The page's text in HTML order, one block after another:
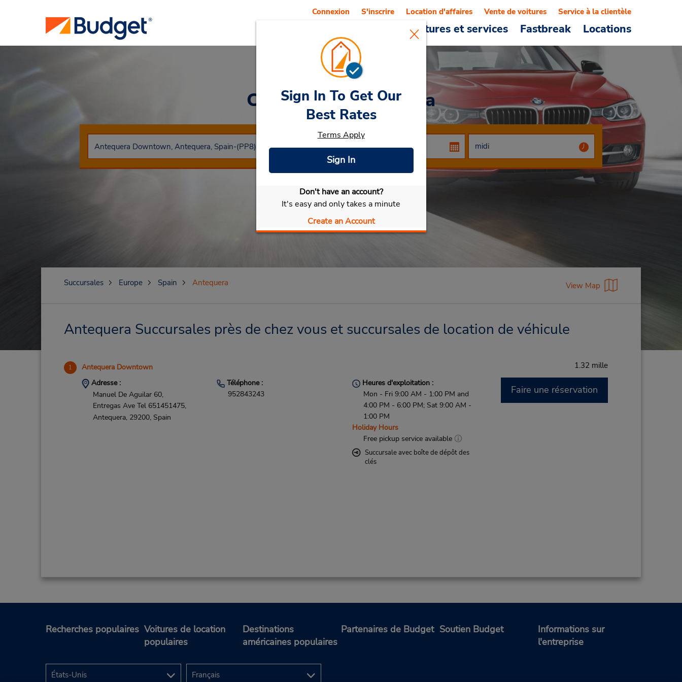
Voitures et services Fastbreak Locations
Connexion S'inscrire Location d'affaires Vente de voitures Service à la clientèle
Car RentalAntequera
Sélectionner ma voiture
Sign In To Get Our
Best Rates
Terms Apply
Sign In
Don't have an account?
It's easy and only takes a minute
Create an Account
Succursales Europe Spain Antequera View Map
Antequera Succursales près de chez vous et succursales de location de véhicule
1 Antequera Downtown 1.32 mille
Adresse :
Manuel De Aguilar 60,
Entregas Ave Tel 651451475,
Antequera, 29200, Spain
Téléphone :
952843243
Heures d'exploitation :
Mon - Fri 9:00 AM - 1:00 PM and
4:00 PM - 6:00 PM; Sat 9:00 AM -
1:00 PM
Holiday Hours
Free pickup service available
Succursale avec boîte de dépôt des
clés
Faire une réservation
Recherches populaires Voitures de location
populaires
Destinations
américaines populaires
Partenaires de Budget Soutien Budget
Informations sur
l'entreprise